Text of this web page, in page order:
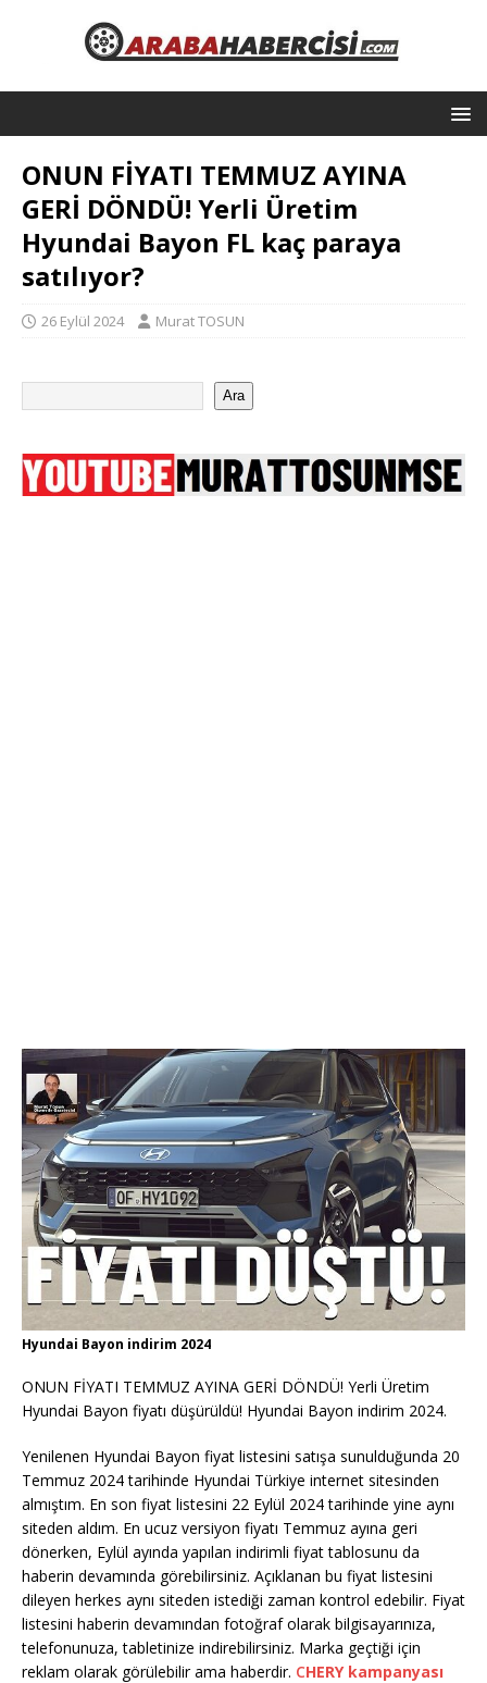
ONUN FİYATI TEMMUZ AYINA
GERİ DÖNDÜ! Yerli Üretim
Hyundai Bayon FL kaç paraya
satılıyor?
26 Eylül 2024 Murat TOSUN
Ara
Hyundai Bayon indirim 2024
ONUN FİYATI TEMMUZ AYINA GERİ DÖNDÜ! Yerli Üretim
Hyundai Bayon fiyatı düşürüldü! Hyundai Bayon indirim 2024.
Yenilenen Hyundai Bayon fiyat listesini satışa sunulduğunda 20
Temmuz 2024 tarihinde Hyundai Türkiye internet sitesinden
almıştım. En son fiyat listesini 22 Eylül 2024 tarihinde yine aynı
siteden aldım. En ucuz versiyon fiyatı Temmuz ayına geri
dönerken, Eylül ayında yapılan indirimli fiyat tablosunu da
haberin devamında görebilirsiniz. Açıklanan bu fiyat listesini
dileyen herkes aynı siteden istediği zaman kontrol edebilir. Fiyat
listesini haberin devamından fotoğraf olarak bilgisayarınıza,
telefonunuza, tabletinize indirebilirsiniz. Marka geçtiği için
reklam olarak görülebilir ama haberdir. CHERY kampanyası